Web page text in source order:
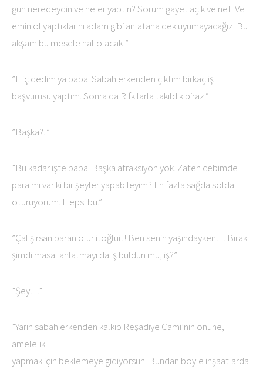
gün neredeydin ve neler yaptın? Sorum gayet açık ve net. Ve
emin ol yaptıklarını adam gibi anlatana dek uyumayacağız. Bu
akşam bu mesele hallolacak!”
”Hiç dedim ya baba. Sabah erkenden çıktım birkaç iş
başvurusu yaptım. Sonra da Rıfkılarla takıldık biraz.”
”Başka?..”
”Bu kadar işte baba. Başka atraksiyon yok. Zaten cebimde
para mı var ki bir şeyler yapabileyim? En fazla sağda solda
oturuyorum. Hepsi bu.”
”Çalışırsan paran olur itoğluit! Ben senin yaşındayken… Bırak
şimdi masal anlatmayı da iş buldun mu, iş?”
”Şey…”
”Yarın sabah erkenden kalkıp Reşadiye Cami’nin önüne,
amelelik
yapmak için beklemeye gidiyorsun. Bundan böyle inşaatlarda